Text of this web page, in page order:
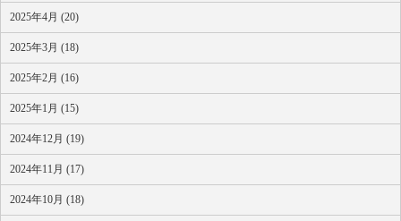
2025年4月 (20)
2025年3月 (18)
2025年2月 (16)
2025年1月 (15)
2024年12月 (19)
2024年11月 (17)
2024年10月 (18)